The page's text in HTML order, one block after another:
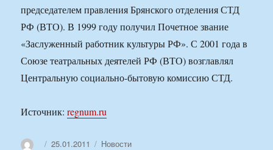
председателем правления Брянского отделения СТД
РФ (ВТО). В 1999 году получил Почетное звание
«Заслуженный работник культуры РФ». С 2001 года в
Союзе театральных деятелей РФ (ВТО) возглавлял
Центральную социально-бытовую комиссию СТД.
Источник:regnum.ru
АвторОпубликовано
25.01.2011 Рубрики
Новости